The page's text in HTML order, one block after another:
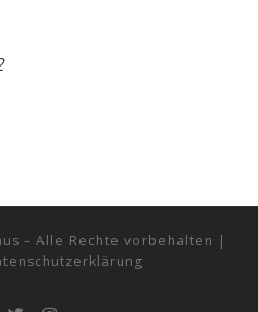
– Alle Rechte vorbehalten |